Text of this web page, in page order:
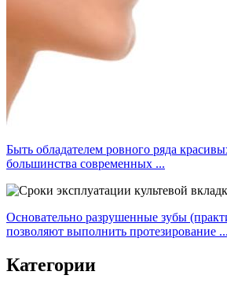
Быть обладателем ровного ряда
большинства современных ...
Основательно разрушенные зубы
позволяют выполнить протезирование ...
Категории